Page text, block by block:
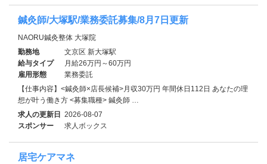
鍼灸師/大塚駅/業務委託募集/8月7日更新
NAORU鍼灸整体 大塚院
勤務地
文京区 新大塚駅
給与タイプ
月給26万円～60万円
雇用形態
業務委託
【仕事内容】<鍼灸師×店長候補>月収30万円 年間休日112日 あなたの理
想が叶う働き方 <募集職種> 鍼灸師 …
求人の更新日 2026-08-07
スポンサー
求人ボックス
居宅ケアマネ